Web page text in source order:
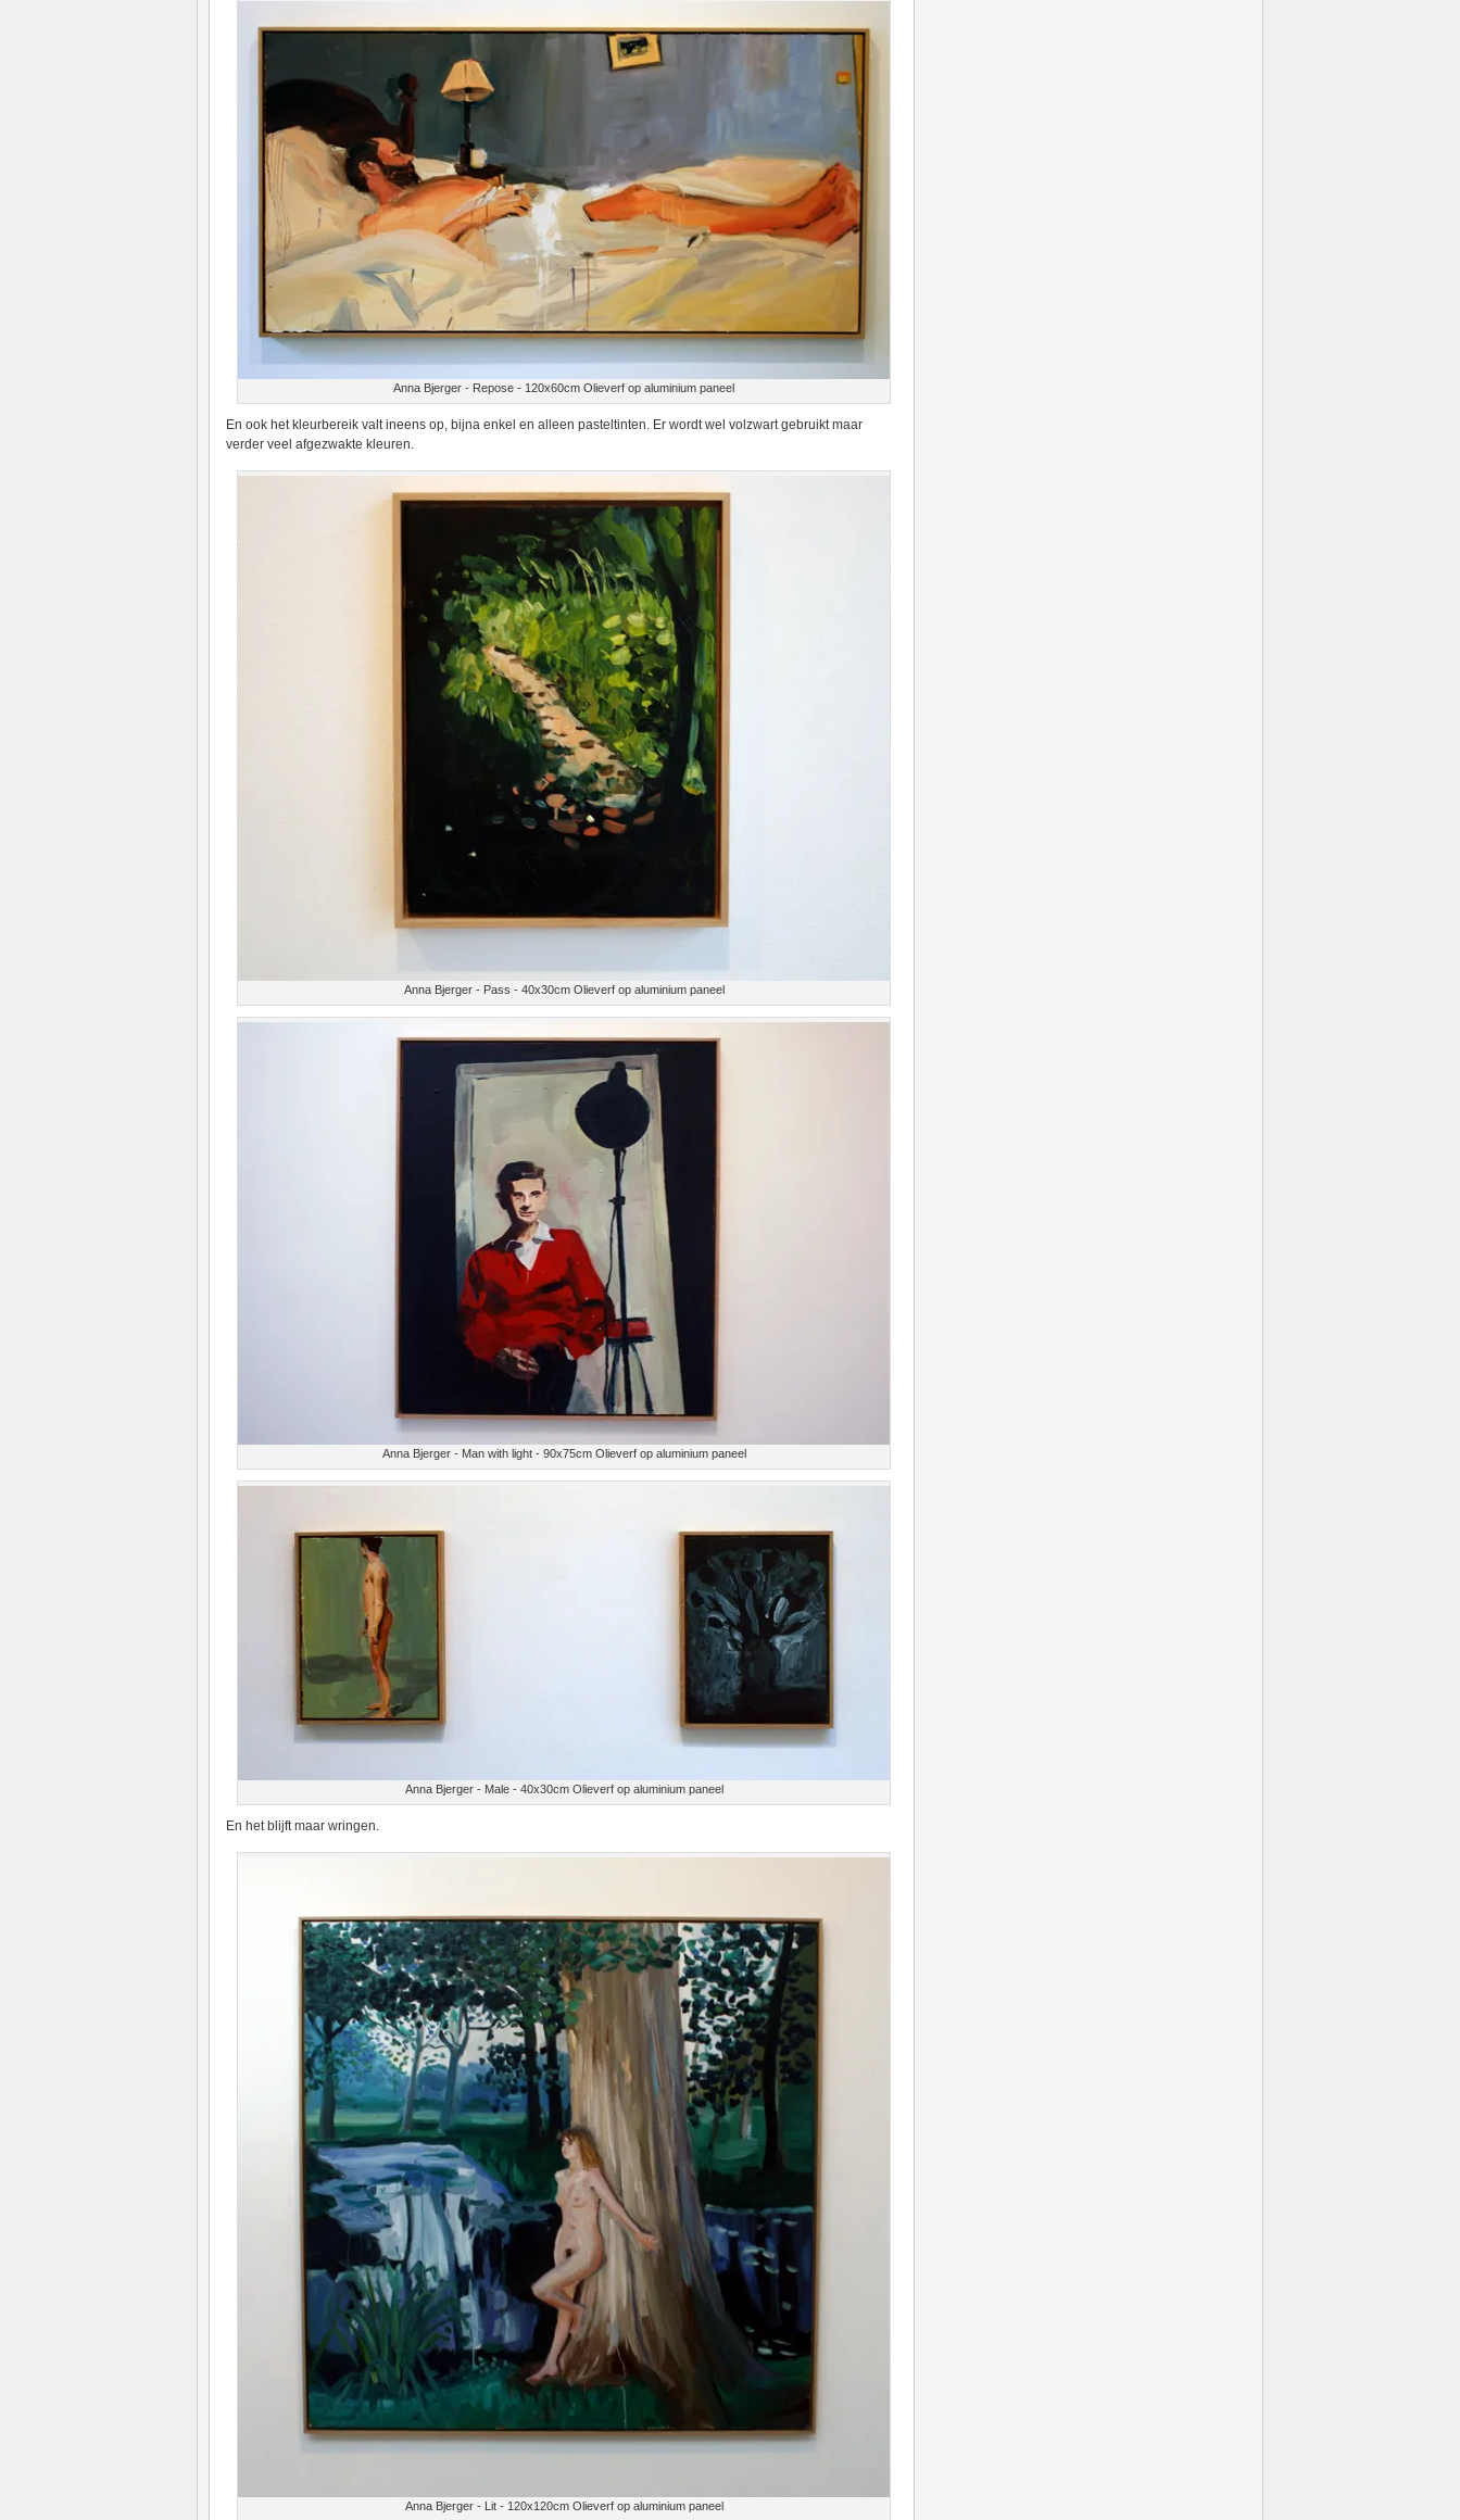
Anna Bjerger - Repose - 120x60cm Olieverf op aluminium paneel
En ook het kleurbereik valt ineens op, bijna enkel en alleen pasteltinten. Er wordt wel volzwart gebruikt maar
verder veel afgezwakte kleuren.
Anna Bjerger - Pass - 40x30cm Olieverf op aluminium paneel
Anna Bjerger - Man with light - 90x75cm Olieverf op aluminium paneel
Anna Bjerger - Male - 40x30cm Olieverf op aluminium paneel
En het blijft maar wringen.
Anna Bjerger - Lit - 120x120cm Olieverf op aluminium paneel